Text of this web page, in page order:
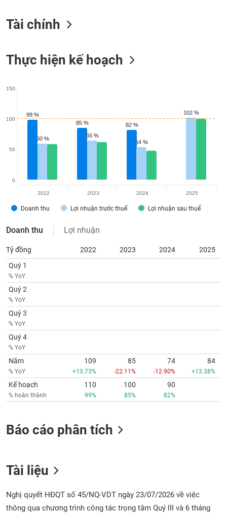
Tài chính
Thực hiện kế hoạch
99 %
99 %
85 %
85 % 82 %
82 %
60 %
60 % 65 %
65 %
54 %
54 %
102 %
102 %
Doanh thu Lợi nhuận trước thuế Lợi nhuận sau thuế
0
50
100
150
2022 2023 2024 2025
Doanh thu Lợi nhuận
Tỷ đồng 2022 2023 2024
2025
Quý 1
% YoY
Quý 2
% YoY
Quý 3
% YoY
Quý 4
% YoY
Năm
% YoY
109
+13.73%
85
-22.11%
74
-12.90%
84
+13.38%
Kế hoạch
% hoàn thành
110
99%
100
85%
90
82%
Báo cáo phân tích
Tài liệu
Nghị quyết HĐQT số 45/NQ-VDT ngày 23/07/2026 về việc
thông qua chương trình công tác trọng tâm Quý III và 6 tháng
Lãnh
đạo
Tin
viết
của
giả
(-)
Báo
cáo
phân
tích
(-)
Thuật
ngữ
(-)
Dịch
vụ
(-)
Sách
tài